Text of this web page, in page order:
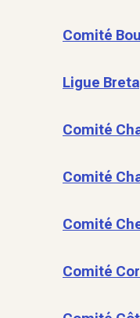
Comité
Ligue
Comité
Comité
Comité
Comité